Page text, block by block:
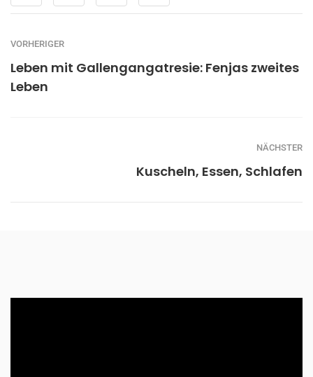
VORHERIGER
Leben mit Gallengangatresie: Fenjas zweites
Leben
NÄCHSTER
Kuscheln, Essen, Schlafen